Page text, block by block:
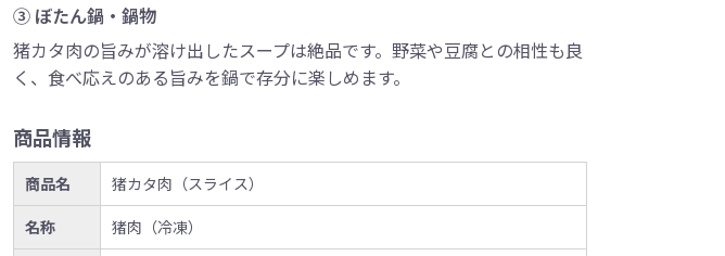
③ ぼたん鍋・鍋物
猪カタ肉の旨みが溶け出したスープは絶品です。野菜や豆腐との相性も良
く、食べ応えのある旨みを鍋で存分に楽しめます。
商品情報
商品名
猪カタ肉（スライス）
名称
猪肉（冷凍）